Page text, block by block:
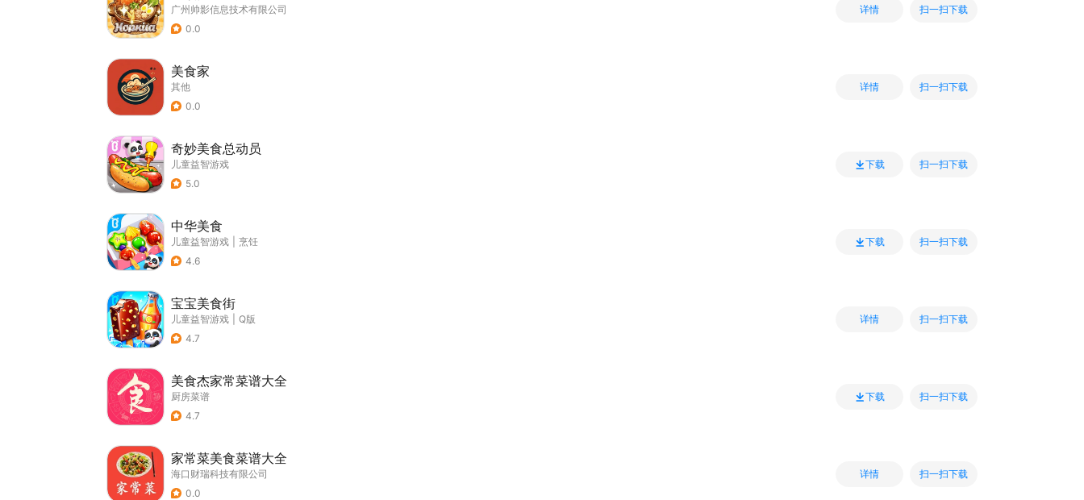
广州帅影信息技术有限公司
0.0
详情 扫一扫下载
美食家
其他
0.0
详情 扫一扫下载
奇妙美食总动员
儿童益智游戏
5.0
下载 扫一扫下载
中华美食
儿童益智游戏
烹饪
4.6
下载 扫一扫下载
宝宝美食街
儿童益智游戏
Q版
4.7
详情 扫一扫下载
美食杰家常菜谱大全
厨房菜谱
4.7
下载 扫一扫下载
家常菜美食菜谱大全
海口财瑞科技有限公司
0.0
详情 扫一扫下载